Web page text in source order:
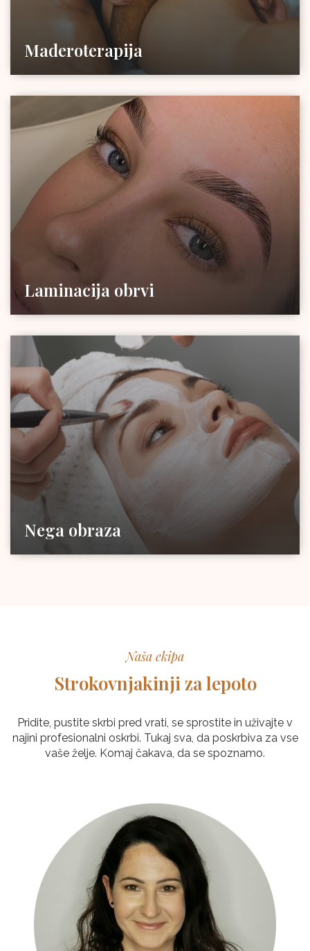
Maderoterapija
Laminacija obrvi
Nega obraza
Naša ekipa
Strokovnjakinji za lepoto
Pridite, pustite skrbi pred vrati, se sprostite in uživajte v
najini profesionalni oskrbi. Tukaj sva, da poskrbiva za vse
vaše želje. Komaj čakava, da se spoznamo.